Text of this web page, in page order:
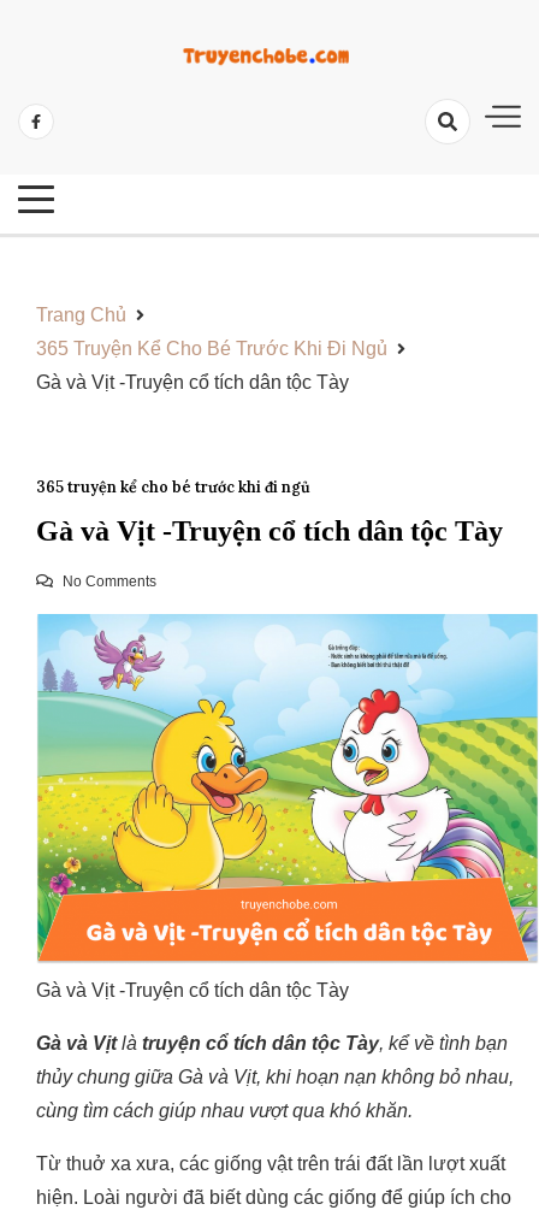
Những Câu Truyện Hay Cho Bé
Trang Chủ
365 Truyện Kể Cho Bé Trước Khi Đi Ngủ
Gà và Vịt -Truyện cổ tích dân tộc Tày
365 truyện kể cho bé trước khi đi ngủ
Gà và Vịt -Truyện cổ tích dân tộc Tày
No Comments
Gà và Vịt -Truyện cổ tích dân tộc Tày
Gà và Vịtlà truyện cổ tích dân tộc Tày, kể về tình bạn
thủy chung giữa Gà và Vịt, khi hoạn nạn không bỏ nhau,
cùng tìm cách giúp nhau vượt qua khó khăn.
Từ thuở xa xưa, các giống vật trên trái đất lần lượt xuất
hiện. Loài người đã biết dùng các giống để giúp ích cho